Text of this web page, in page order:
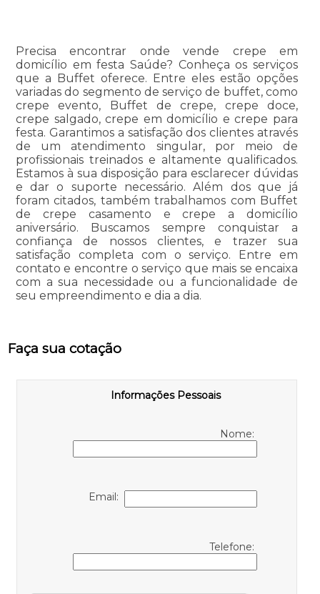
Precisa encontrar onde vende crepe em
domicílio em festa Saúde? Conheça os serviços
que a Buffet oferece. Entre eles estão opções
variadas do segmento de serviço de buffet, como
crepe evento, Buffet de crepe, crepe doce,
crepe salgado, crepe em domicílio e crepe para
festa. Garantimos a satisfação dos clientes através
de um atendimento singular, por meio de
profissionais treinados e altamente qualificados.
Estamos à sua disposição para esclarecer dúvidas
e dar o suporte necessário. Além dos que já
foram citados, também trabalhamos com Buffet
de crepe casamento e crepe a domicílio
aniversário. Buscamos sempre conquistar a
confiança de nossos clientes, e trazer sua
satisfação completa com o serviço. Entre em
contato e encontre o serviço que mais se encaixa
com a sua necessidade ou a funcionalidade de
seu empreendimento e dia a dia.
Faça sua cotação
Informações Pessoais
Nome:
Email:
Telefone: